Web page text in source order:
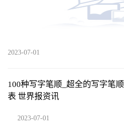
2023-07-01
100种写字笔顺_超全的写字笔顺
表 世界报资讯
2023-07-01